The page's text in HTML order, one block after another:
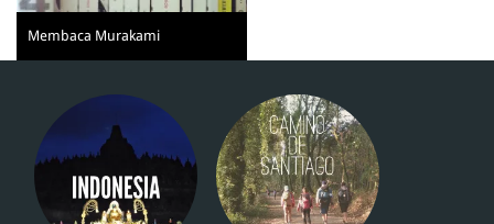
Membaca Murakami